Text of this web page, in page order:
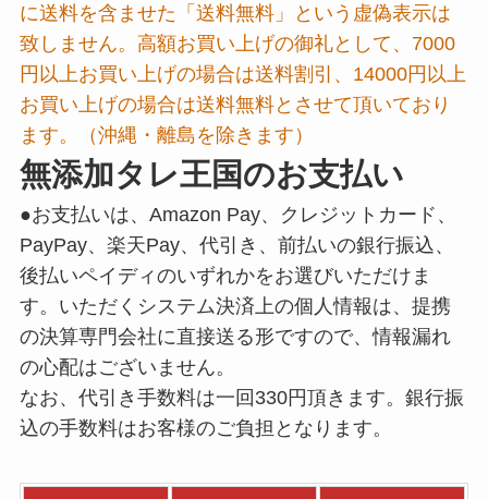
に送料を含ませた「送料無料」という虚偽表示は
致しません。高額お買い上げの御礼として、7000
円以上お買い上げの場合は送料割引、14000円以上
お買い上げの場合は送料無料とさせて頂いており
ます。（沖縄・離島を除きます）
無添加タレ王国のお支払い
●お支払いは、Amazon Pay、クレジットカード、
PayPay、楽天Pay、代引き、前払いの銀行振込、
後払いペイディのいずれかをお選びいただけま
す。いただくシステム決済上の個人情報は、提携
の決算専門会社に直接送る形ですので、情報漏れ
の心配はございません。
なお、代引き手数料は一回330円頂きます。銀行振
込の手数料はお客様のご負担となります。